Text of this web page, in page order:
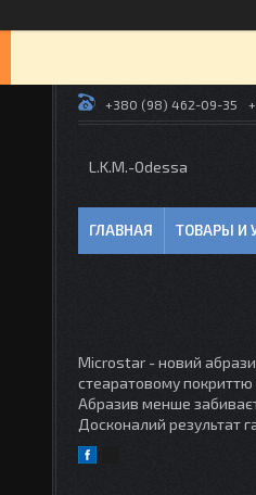
+380 (98) 462-09-35
L.K.M.-Odessa
ГЛАВНАЯ ТОВАРЫ И
Microstar - новий
стеаратовому покриттю
Абразив менше
Досконалий результат